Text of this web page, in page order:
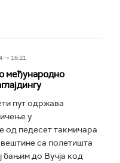
-> 16:21
међународно
пут одржава
у
од педесет такмичара
са полетишта
бањим до Вучја код